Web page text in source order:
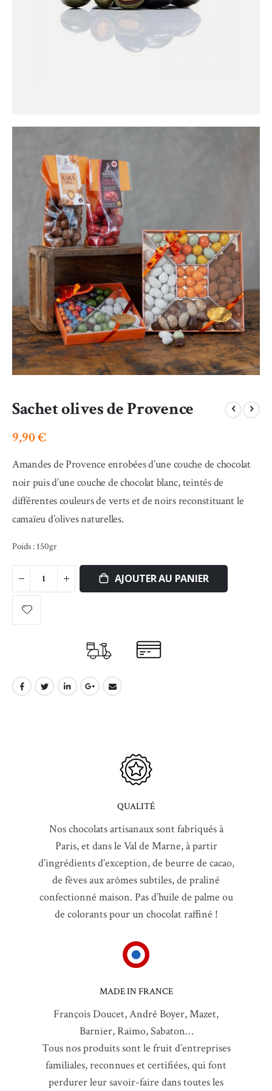
to
the
beginning
of
the
images
gallery
Sachet olives de Provence
9,90 €
Amandes de Provence enrobées d’une couche de chocolat
noir puis d’une couche de chocolat blanc, teintés de
différentes couleurs de verts et de noirs reconstituant le
camaïeu d’olives naturelles.
Poids : 150gr
AJOUTER AU PANIER
QUALITÉ
Nos chocolats artisanaux sont fabriqués à
Paris, et dans le Val de Marne, à partir
d’ingrédients d’exception, de beurre de cacao,
de fèves aux arômes subtiles, de praliné
confectionné maison. Pas d’huile de palme ou
de colorants pour un chocolat raffiné !
MADE IN FRANCE
François Doucet, André Boyer, Mazet,
Barnier, Raimo, Sabaton…
Tous nos produits sont le fruit d’entreprises
familiales, reconnues et certifiées, qui font
perdurer leur savoir-faire dans toutes les